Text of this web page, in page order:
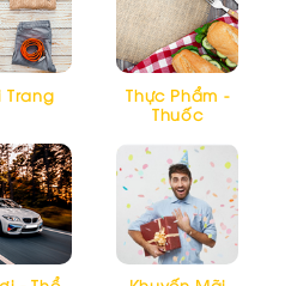
Trang
Thực Phẩm -
Thuốc